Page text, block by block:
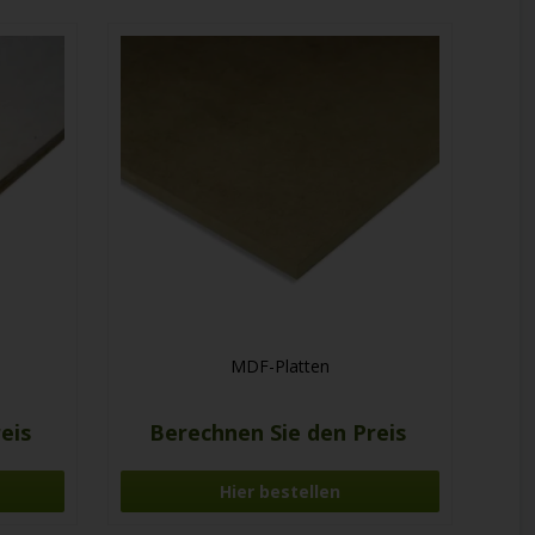
MDF-Platten
Berechnen Sie den Preis
Hier bestellen